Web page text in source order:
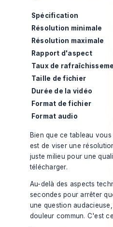
Spécification
Résolution minimale
Résolution maximale
Rapport d'aspect
Taux de
Taille de fichier
Durée de la vidéo
Format de fichier
Format audio
Bien que ce tableau
est de viser une
juste milieu pour une
télécharger.
Au-delà des aspects
secondes pour arrêter
une question
douleur commun. C'est